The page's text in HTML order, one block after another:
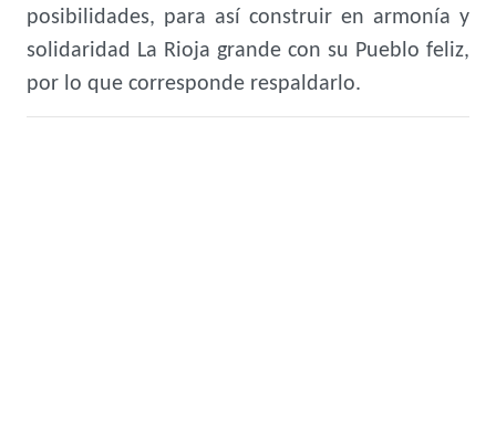
posibilidades, para así construir en armonía y
solidaridad La Rioja grande con su Pueblo feliz,
por lo que corresponde respaldarlo.